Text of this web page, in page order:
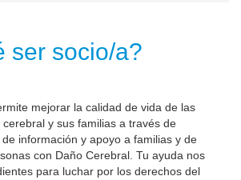
ser socio/a?
mejorar la calidad de vida de las
y sus familias a través de
información y apoyo a familias y de
con Daño Cerebral. Tu ayuda nos
para luchar por los derechos del